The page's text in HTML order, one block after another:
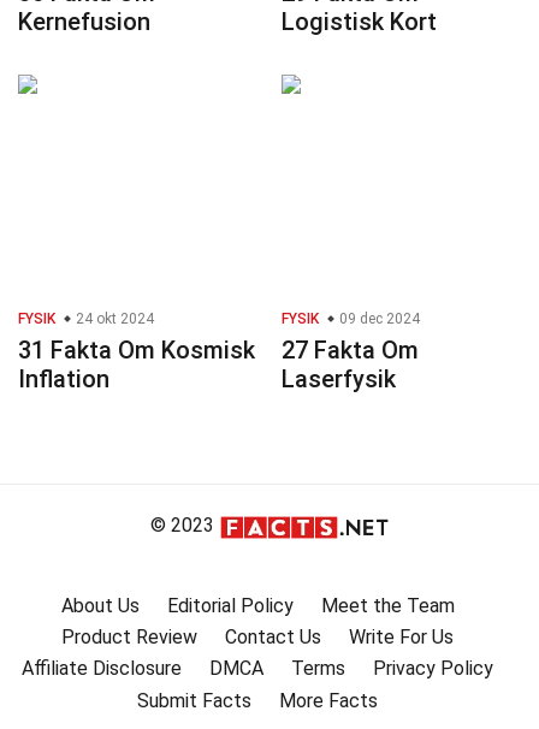
Kernefusion
Logistisk Kort
FYSIK 24 okt 2024
31 Fakta Om Kosmisk
Inflation
FYSIK 09 dec 2024
27 Fakta Om
Laserfysik
© 2023
About Us Editorial Policy
Meet the Team
Product Review
Contact Us
Write For Us
Affiliate Disclosure
DMCA Terms
Privacy Policy
Submit Facts
More Facts